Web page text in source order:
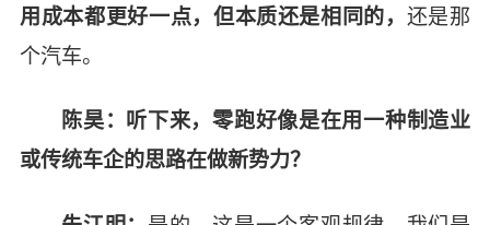
用成本都更好一点，但本质还是相同的， 还是那
个汽车。
陈昊：听下来，零跑好像是在用一种制造业
或传统车企的思路在做新势力？